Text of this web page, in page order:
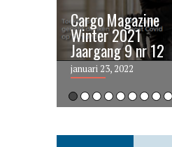
Cargo Magazine
Winter 2021
Jaargang 9 nr 12
januari 23, 2022